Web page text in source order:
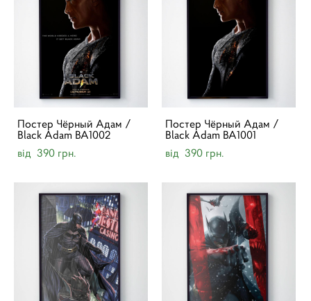
Постер Чёрный Адам /
Black Adam BA1002
від 390 грн.
Постер Чёрный Адам /
Black Adam BA1001
від 390 грн.